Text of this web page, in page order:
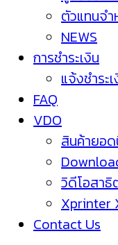
ตัวแทนจ
NEWS
การชำระเงิน
แจ้งชำระ
FAQ
VDO
สินค้ายอ
วิดีโอสาธิ
Xprinter
Contact Us